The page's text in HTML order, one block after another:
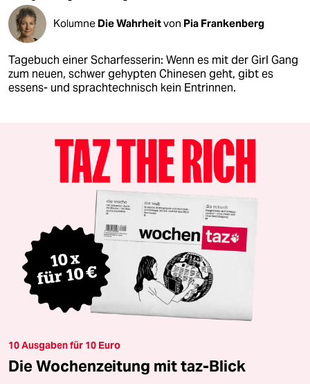
Kolumne Die Wahrheitvon Pia Frankenberg
Tagebuch einer Scharfesserin: Wenn es mit der Girl Gang
zum neuen, schwer gehypten Chinesen geht, gibt es
essens- und sprachtechnisch kein Entrinnen.
10 Ausgaben für 10 Euro
Die Wochenzeitung mit taz-Blick